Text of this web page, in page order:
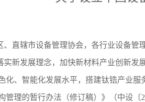
、直辖市设备管理协会，各行业设备管
实新发展理念，加快新材料产业创新发
化、智能化发展水平，搭建钛锆产业
管理的暂行办法（修订稿）》（中设